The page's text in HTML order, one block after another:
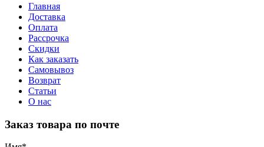
Главная
Доставка
Оплата
Рассрочка
Скидки
Как заказать
Самовывоз
Возврат
Статьи
О нас
Заказ товара по почте